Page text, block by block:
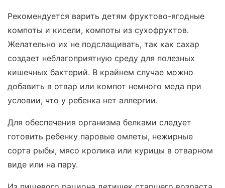
Рекомендуется варить детям фруктово-ягодные
компоты и кисели, компоты из сухофруктов.
Желательно их не подслащивать, так как сахар
создает неблагоприятную среду для полезных
кишечных бактерий. В крайнем случае можно
добавить в отвар или компот немного меда при
условии, что у ребенка нет аллергии.
Для обеспечения организма белками следует
готовить ребенку паровые омлеты, нежирные
сорта рыбы, мясо кролика или курицы в отварном
виде или на пару.